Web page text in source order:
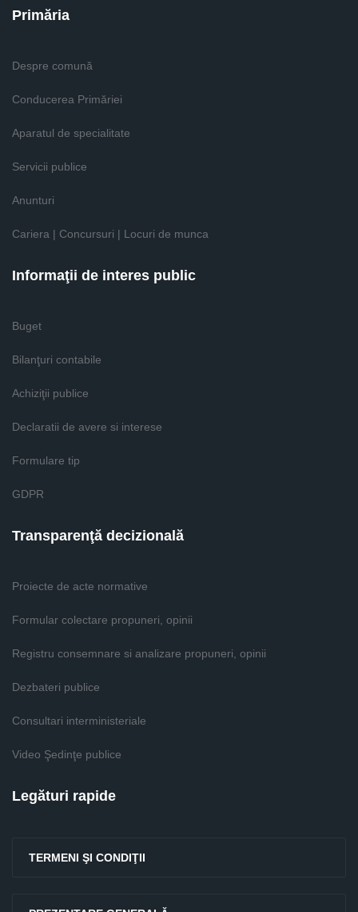
Primăria
Despre comună
Conducerea Primăriei
Aparatul de specialitate
Servicii publice
Anunturi
Cariera | Concursuri | Locuri de munca
Informaţii de interes public
Buget
Bilanţuri contabile
Achiziţii publice
Declaratii de avere si interese
Formulare tip
GDPR
Transparenţă decizională
Proiecte de acte normative
Formular colectare propuneri, opinii
Registru consemnare si analizare propuneri, opinii
Dezbateri publice
Consultari interministeriale
Video Şedinţe publice
Legături rapide
TERMENI ŞI CONDIŢII